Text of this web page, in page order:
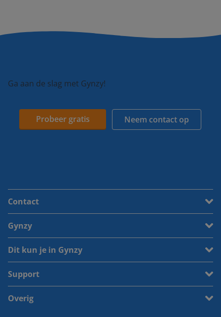
Ga aan de slag met Gynzy!
Probeer gratis Neem contact op
Contact
Gynzy
Dit kun je in Gynzy
Support
Overig